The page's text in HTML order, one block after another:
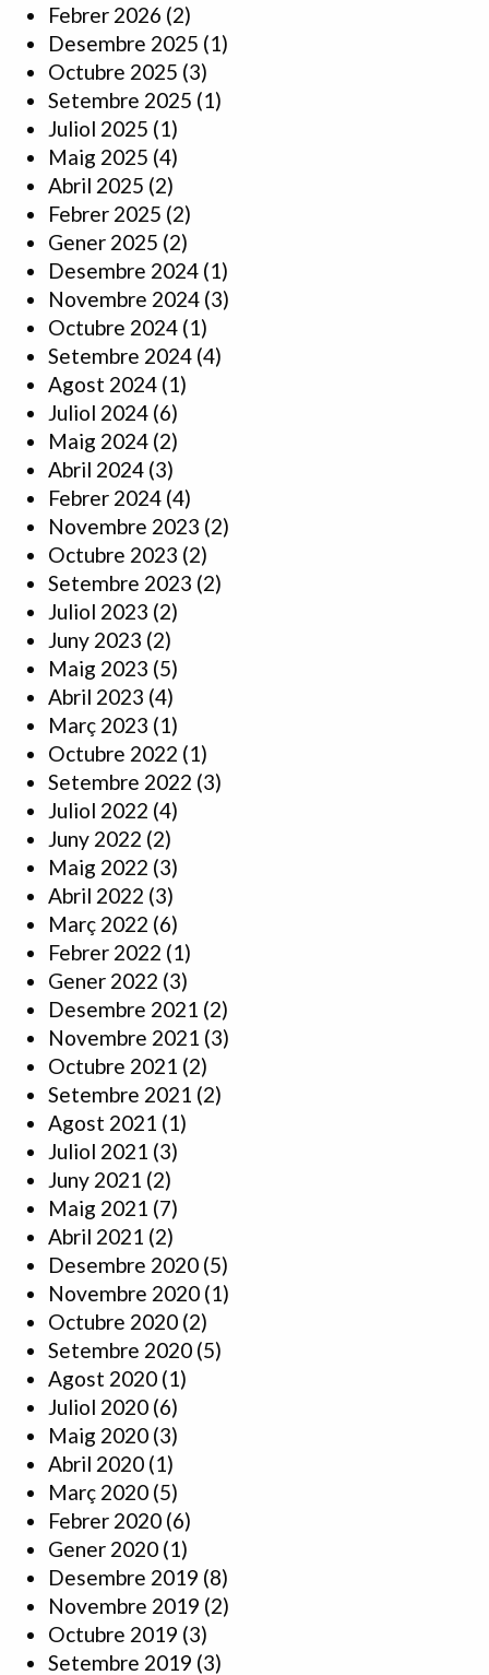
Febrer 2026 (2)
Desembre 2025 (1)
Octubre 2025 (3)
Setembre 2025 (1)
Juliol 2025 (1)
Maig 2025 (4)
Abril 2025 (2)
Febrer 2025 (2)
Gener 2025 (2)
Desembre 2024 (1)
Novembre 2024 (3)
Octubre 2024 (1)
Setembre 2024 (4)
Agost 2024 (1)
Juliol 2024 (6)
Maig 2024 (2)
Abril 2024 (3)
Febrer 2024 (4)
Novembre 2023 (2)
Octubre 2023 (2)
Setembre 2023 (2)
Juliol 2023 (2)
Juny 2023 (2)
Maig 2023 (5)
Abril 2023 (4)
Març 2023 (1)
Octubre 2022 (1)
Setembre 2022 (3)
Juliol 2022 (4)
Juny 2022 (2)
Maig 2022 (3)
Abril 2022 (3)
Març 2022 (6)
Febrer 2022 (1)
Gener 2022 (3)
Desembre 2021 (2)
Novembre 2021 (3)
Octubre 2021 (2)
Setembre 2021 (2)
Agost 2021 (1)
Juliol 2021 (3)
Juny 2021 (2)
Maig 2021 (7)
Abril 2021 (2)
Desembre 2020 (5)
Novembre 2020 (1)
Octubre 2020 (2)
Setembre 2020 (5)
Agost 2020 (1)
Juliol 2020 (6)
Maig 2020 (3)
Abril 2020 (1)
Març 2020 (5)
Febrer 2020 (6)
Gener 2020 (1)
Desembre 2019 (8)
Novembre 2019 (2)
Octubre 2019 (3)
Setembre 2019 (3)